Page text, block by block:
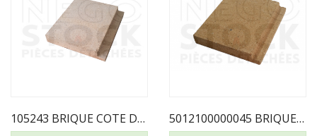
105243 BRIQUE COTE DROIT MERVILLE 501210000004... 5012100000045 BRIQUE COTE DROIT Melisse 75 Et...